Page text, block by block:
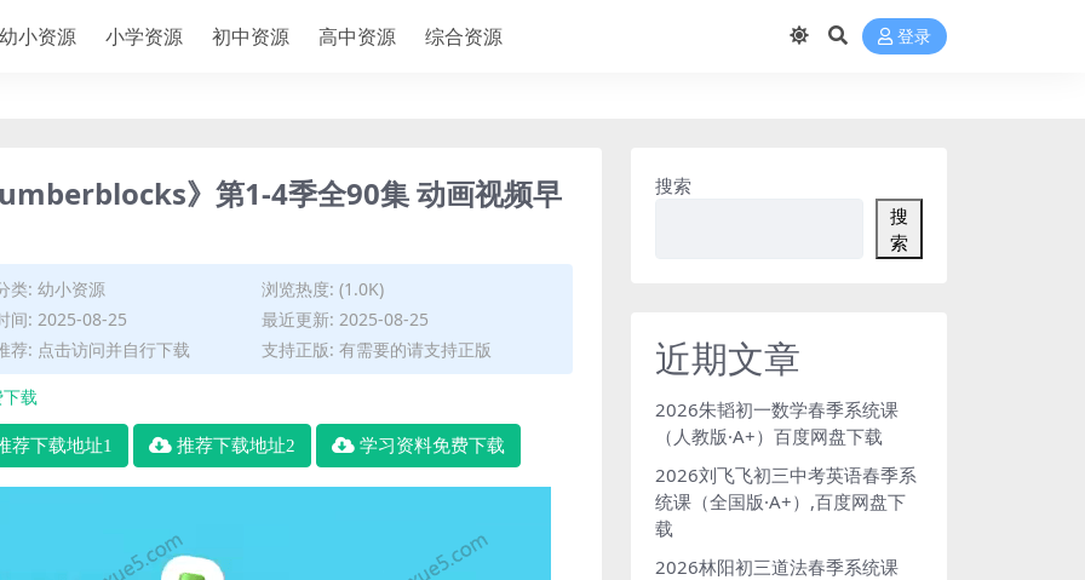
幼小资源 小学资源 初中资源 高中资源 综合资源 登录
》第1-4季全90集 动画视频早
类: 幼小资源
浏览热度: (1.0K)
间: 2025-08-25
最近更新: 2025-08-25
荐: 点击访问并自行下载
支持正版: 有需要的请支持正版
载
荐下载地址1 推荐下载地址2 学习资料免费下载
搜索
搜
索
近期文章
2026朱韬初一数学春季系统课
（人教版·A+）百度网盘下载
2026刘飞飞初三中考英语春季系
统课（全国版·A+）,百度网盘下
载
2026林阳初三道法春季系统课